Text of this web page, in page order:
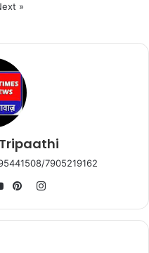
»
7905219162
Instagram